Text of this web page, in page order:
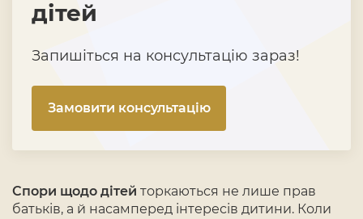
дітей
Запишіться на консультацію зараз!
Замовити консультацію
Спори щодо дітей торкаються не лише прав
батьків, а й насамперед інтересів дитини. Коли